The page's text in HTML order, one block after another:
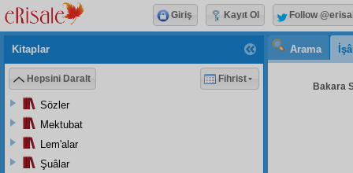
Arama
Bakara
Kitaplar
Hepsini Daralt Fihrist
Sözler
Mektubat
Lem'alar
Şuâlar
Giriş Kayıt Ol Follow